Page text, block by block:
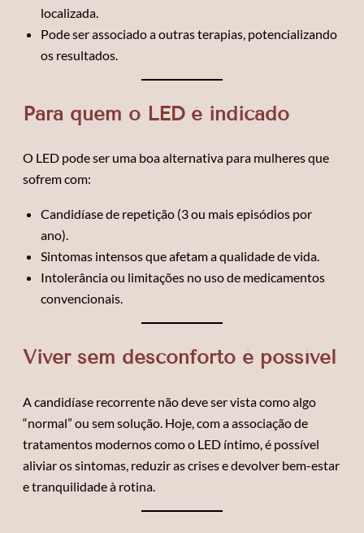
localizada.
Pode ser associado a outras terapias, potencializando
os resultados.
Para quem o LED é indicado
O LED pode ser uma boa alternativa para mulheres que
sofrem com:
Candidíase de repetição (3 ou mais episódios por
ano).
Sintomas intensos que afetam a qualidade de vida.
Intolerância ou limitações no uso de medicamentos
convencionais.
Viver sem desconforto é possível
A candidíase recorrente não deve ser vista como algo
“normal” ou sem solução. Hoje, com a associação de
tratamentos modernos como o LED íntimo, é possível
aliviar os sintomas, reduzir as crises e devolver bem-estar
e tranquilidade à rotina.